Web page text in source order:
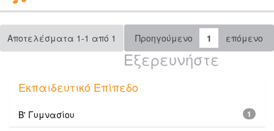
Αποτελέσματα 1-1 από 1 Προηγούμενο 1 επόμενο
Εξερευνήστε
Εκπαιδευτικό Επίπεδο
1
Β' Γυμνασίου